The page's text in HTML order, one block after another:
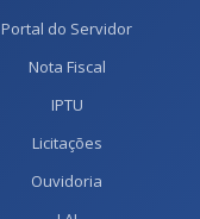
Portal do Servidor
Nota Fiscal
IPTU
Licitações
Ouvidoria